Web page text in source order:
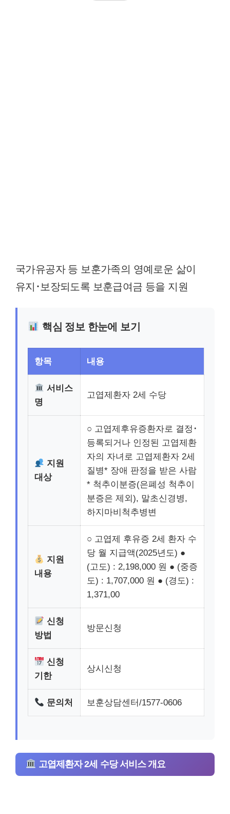
국가유공자 등 보훈가족의 영예로운 삶이
유지･보장되도록 보훈급여금 등을 지원
핵심 정보 한눈에 보기
항목 내용
서비스
명
고엽제환자 2세 수당
지원
대상
○ 고엽제후유증환자로 결정･
등록되거나 인정된 고엽제환
자의 자녀로 고엽제환자 2세
질병* 장애 판정을 받은 사람
* 척추이분증(은폐성 척추이
분증은 제외), 말초신경병,
하지마비척추병변
지원
내용
○ 고엽제 후유증 2세 환자 수
당 월 지급액(2025년도) ●
(고도) : 2,198,000 원 ● (중증
도) : 1,707,000 원 ● (경도) :
1,371,00
신청
방법
방문신청
신청
기한
상시신청
문의처 보훈상담센터/1577-0606
고엽제환자 2세 수당 서비스 개요